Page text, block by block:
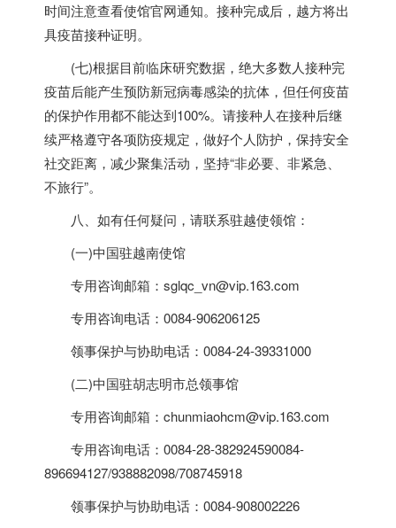
时间注意查看使馆官网通知。接种完成后，越方将出
具疫苗接种证明。
(七)根据目前临床研究数据，绝大多数人接种完
疫苗后能产生预防新冠病毒感染的抗体，但任何疫苗
的保护作用都不能达到100%。请接种人在接种后继
续严格遵守各项防疫规定，做好个人防护，保持安全
社交距离，减少聚集活动，坚持“非必要、非紧急、
不旅行”。
八、如有任何疑问，请联系驻越使领馆：
(一)中国驻越南使馆
专用咨询邮箱：sglqc_vn@vip.163.com
专用咨询电话：0084-906206125
领事保护与协助电话：0084-24-39331000
(二)中国驻胡志明市总领事馆
专用咨询邮箱：chunmiaohcm@vip.163.com
专用咨询电话：0084-28-382924590084-
896694127/938882098/708745918
领事保护与协助电话：0084-908002226